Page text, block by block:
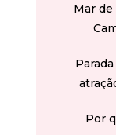
Mar
Por